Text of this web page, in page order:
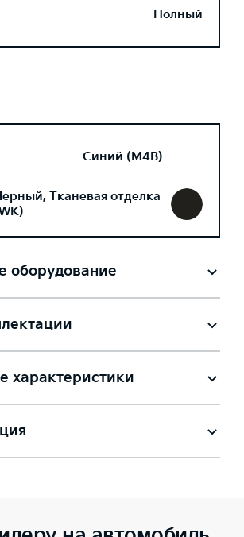
Полный
Синий (M4B)
Тканевая отделка
оборудование
характеристики